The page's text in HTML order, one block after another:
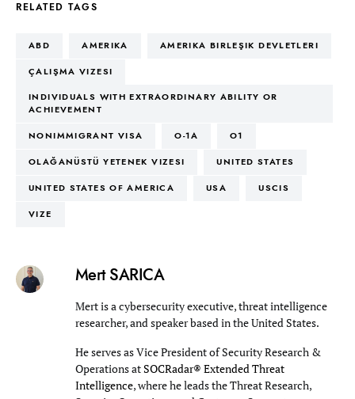
RELATED TAGS
ABD AMERIKA AMERIKA BIRLEŞIK DEVLETLERI
ÇALIŞMA VIZESI
INDIVIDUALS WITH EXTRAORDINARY ABILITY OR
ACHIEVEMENT
NONIMMIGRANT VISA O-1A O1
OLAĞANÜSTÜ YETENEK VIZESI UNITED STATES
UNITED STATES OF AMERICA USA USCIS
VIZE
Mert SARICA
Mert is a cybersecurity executive, threat intelligence
researcher, and speaker based in the United States.
He serves as Vice President of Security Research &
Operations atSOCRadar® Extended Threat
Intelligence, where he leads the Threat Research,